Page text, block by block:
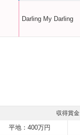
Darling My Darling
収得賞金
平地：400万円